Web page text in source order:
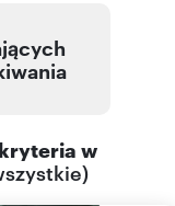
w
)